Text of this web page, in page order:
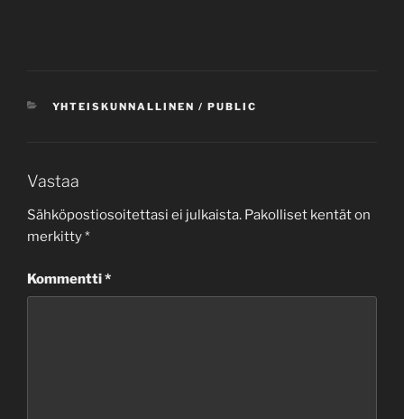
KATEGORIAT
YHTEISKUNNALLINEN / PUBLIC
Vastaa
Sähköpostiosoitettasi ei julkaista. Pakolliset kentät on
merkitty*
Kommentti*